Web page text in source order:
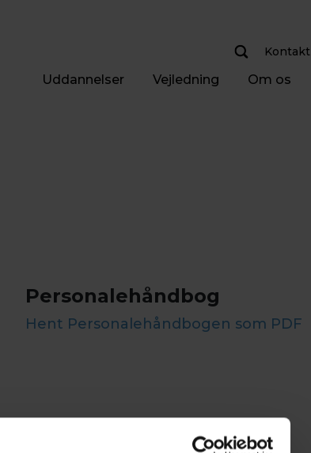
Kontakt
Uddannelser Vejledning Om os
Personalehåndbog
Hent Personalehåndbogen som PDF